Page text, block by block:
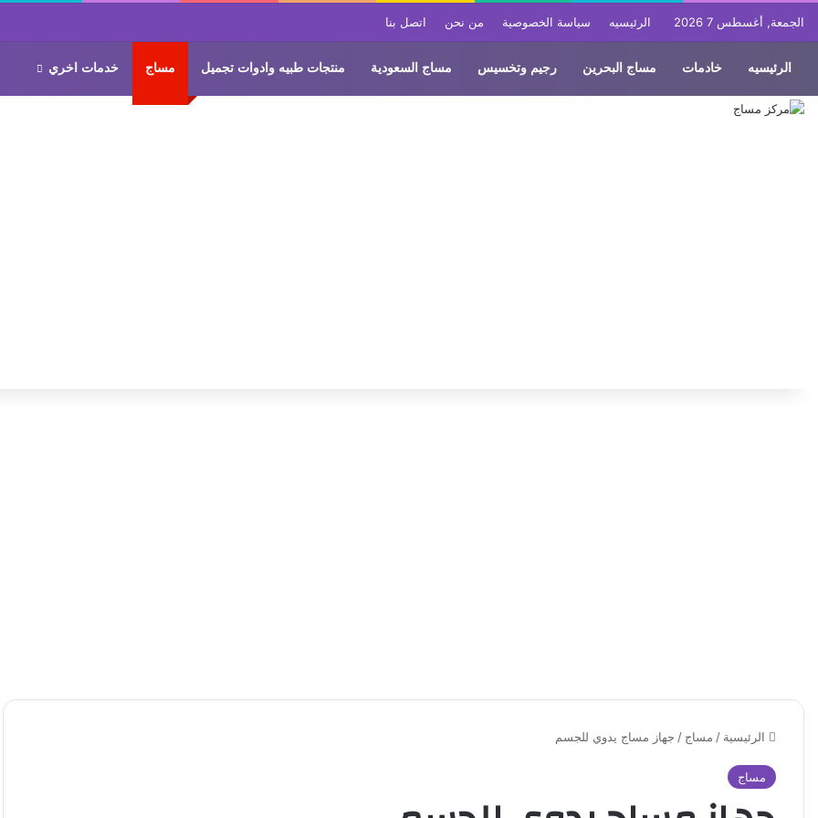
الجمعة, أغسطس 7 2026 الرئيسيه سياسة الخصوصية من نحن اتصل بنا
الرئيسيه خادمات مساج البحرين رجيم وتخسيس مساج السعودية منتجات طبيه وادوات تجميل مساج خدمات اخري
الرئيسية / مساج / جهاز مساج يدوي للجسم
مساج